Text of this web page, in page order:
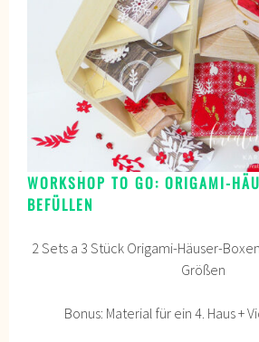
WORKSHOP TO GO: ORIGAMI-
BEFÜLLEN
2 Sets a 3 Stück Origami-Häuser-
Größen
Bonus: Material für ein 4. Haus +